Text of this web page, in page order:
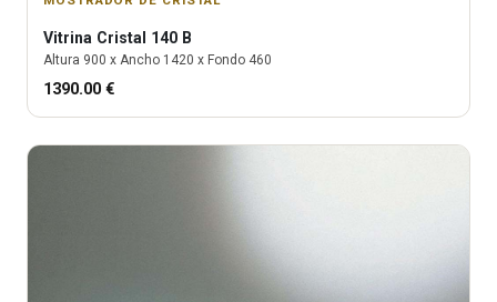
Vitrina Cristal 140 B
Altura 900 x Ancho 1420 x Fondo 460
1390.00 €